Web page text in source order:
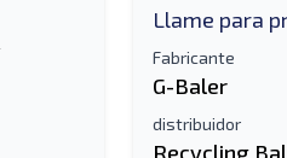
Llame para
Fabricante
G-Baler
distribuidor
Recycling